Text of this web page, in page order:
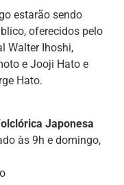
estarão sendo
oferecidos pelo
Walter Ihoshi,
e Jooji Hato e
Hato.
Japonesa
às 9h e domingo,